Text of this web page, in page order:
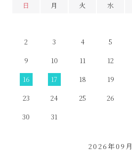
日 月 火 水
2
3 4 5
9
10 11 12
16
17 18 19
23
24 25 26
30
31
2026年09月